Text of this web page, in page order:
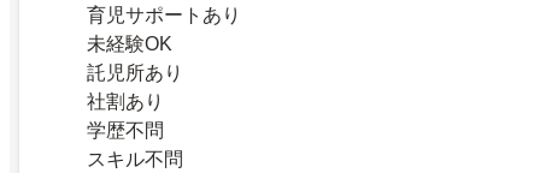
育児サポートあり
未経験OK
託児所あり
社割あり
学歴不問
スキル不問